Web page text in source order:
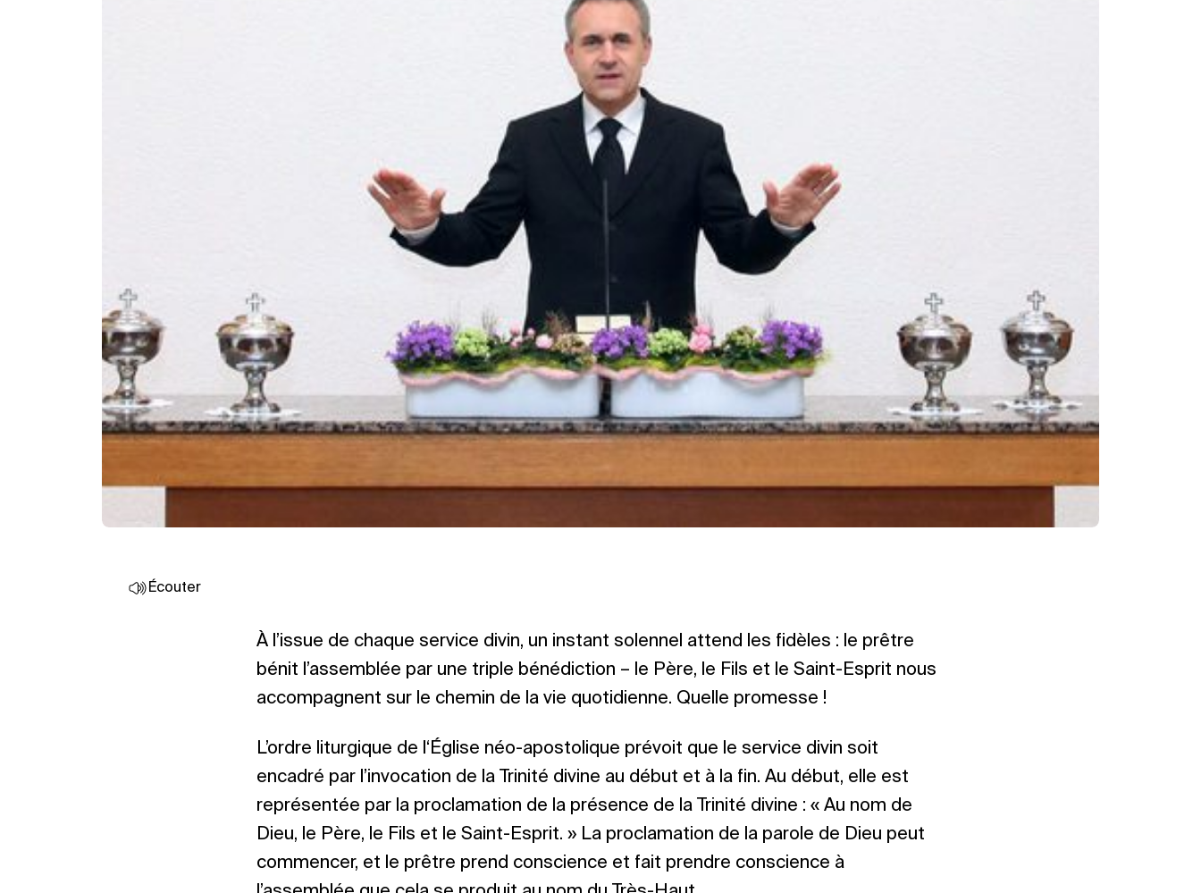
Écouter
À l’issue de chaque service divin, un instant solennel attend les fidèles : le prêtre
bénit l’assemblée par une triple bénédiction – le Père, le Fils et le Saint-Esprit nous
accompagnent sur le chemin de la vie quotidienne. Quelle promesse !
L’ordre liturgique de l‘Église néo-apostolique prévoit que le service divin soit
encadré par l’invocation de la Trinité divine au début et à la fin. Au début, elle est
représentée par la proclamation de la présence de la Trinité divine : « Au nom de
Dieu, le Père, le Fils et le Saint-Esprit. » La proclamation de la parole de Dieu peut
commencer, et le prêtre prend conscience et fait prendre conscience à